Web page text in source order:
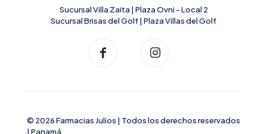
Sucursal Villa Zaita | Plaza Ovni - Local 2
Sucursal Brisas del Golf | Plaza Villas del Golf
© 2026 Farmacias Julios | Todos los derechos reservados
| Panamá